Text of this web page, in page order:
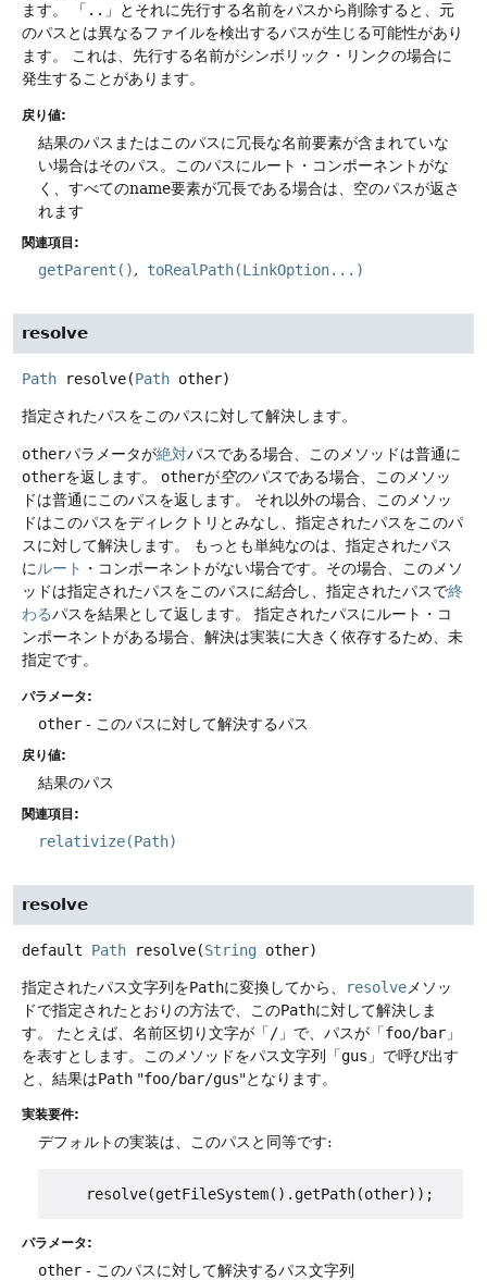
ます。
「 .. 」とそれに先行する名前をパスから削除すると、元
のパスとは異なるファイルを検出するパスが生じる可能性があり
ます。
これは、先行する名前がシンボリック・リンクの場合に
発生することがあります。
戻り値:
結果のパスまたはこのパスに冗長な名前要素が含まれていな
い場合はそのパス。このパスにルート・コンポーネントがな
く、すべてのname要素が冗長である場合は、空のパスが返さ
れます
関連項目:
getParent() toRealPath(LinkOption...)
resolve
Path resolve(Path other)
指定されたパスをこのパスに対して解決します。
otherパラメータが絶対パスである場合、このメソッドは普通に
otherを返します。 otherが空のパスである場合、このメソッ
ドは普通にこのパスを返します。
それ以外の場合、このメソッ
ドはこのパスをディレクトリとみなし、指定されたパスをこのパ
スに対して解決します。
もっとも単純なのは、指定されたパス
にルート ・コンポーネントがない場合です。その場合、このメソ
ッドは指定されたパスをこのパスに結合し、指定されたパスで終
わるパスを結果として返します。
指定されたパスにルート・コ
ンポーネントがある場合、解決は実装に大きく依存するため、未
指定です。
パラメータ:
other - このパスに対して解決するパス
戻り値:
結果のパス
関連項目:
relativize(Path)
resolve
default Path resolve(String other)
指定されたパス文字列をPathに変換してから、 resolve メソッ
ドで指定されたとおりの方法で、このPathに対して解決しま
す。
たとえば、名前区切り文字が「 / 」で、パスが「foo/bar 」
を表すとします。このメソッドをパス文字列「gus 」で呼び出す
と、結果はPath "foo/bar/gus"となります。
実装要件:
デフォルトの実装は、このパスと同等です:
パラメータ:
other - このパスに対して解決するパス文字列